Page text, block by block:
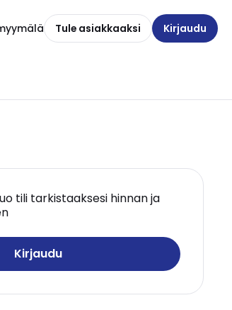
Tule asiakkaaksi Kirjaudu
tili tarkistaaksesi hinnan ja
Kirjaudu